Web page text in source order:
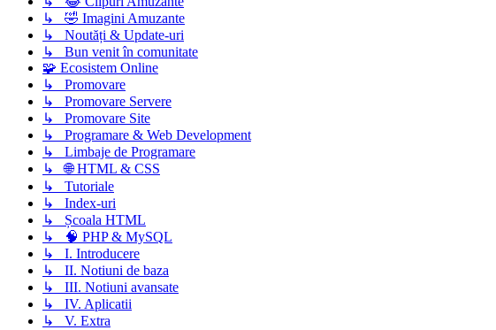
↳ 🤣 Imagini Amuzante
↳ Noutăți & Update-uri
↳ Bun venit în comunitate
🧩 Ecosistem Online
↳ Promovare
↳ Promovare Servere
↳ Promovare Site
↳ Programare & Web Development
↳ Limbaje de Programare
↳ 🌐 HTML & CSS
↳ Tutoriale
↳ Index-uri
↳ Școala HTML
↳ 🧠 PHP & MySQL
↳ I. Introducere
↳ II. Notiuni de baza
↳ III. Notiuni avansate
↳ IV. Aplicatii
↳ V. Extra